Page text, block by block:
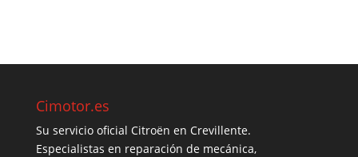
Cimotor.es
Su servicio oficial Citroën en Crevillente.
Especialistas en reparación de mecánica,